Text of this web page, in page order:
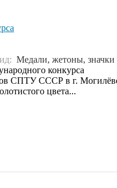
Медали, жетоны, значки
конкурса
СПТУ СССР в г.
цвета...